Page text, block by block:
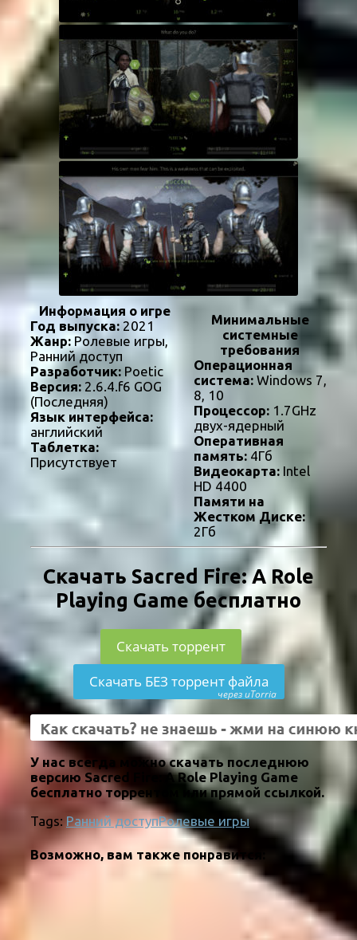
Информация о игре
Год выпуска: 2021
Жанр: Ролевые игры,
Ранний доступ
Разработчик: Poetic
Версия: 2.6.4.f6 GOG
(Последняя)
Язык интерфейса:
английский
Таблетка:
Присутствует
Минимальные
системные
требования
Операционная
система:Windows 7,
8, 10
Процессор:1.7GHz
двух-ядерный
Оперативная
память:4Гб
Видеокарта:Intel
HD 4400
Памяти на
Жестком Диске:
2Гб
Скачать Sacred Fire: A Role
Playing Game бесплатно
Скачать торрент
Скачать БЕЗ торрент файла
через uTorria
У нас всегда можно скачать последнюю
версию Sacred Fire: A Role Playing Game
бесплатно торрентом или прямой ссылкой.
Tags: Ранний доступРолевые игры
Возможно, вам также понравится: